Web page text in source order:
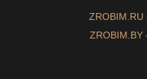
ZROBIM.RU
ZROBIM.BY